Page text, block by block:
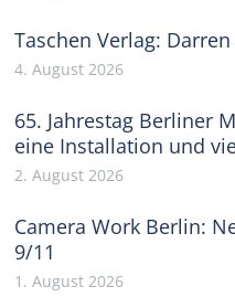
Taschen Verlag:
4. August 2026
65. Jahrestag Berliner
eine Installation und
2. August 2026
Camera Work Berlin:
9/11
1. August 2026